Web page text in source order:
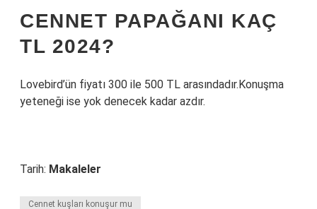
CENNET PAPAĞANI KAÇ
TL 2024?
Lovebird’ün fiyatı 300 ile 500 TL arasındadır.Konuşma
yeteneği ise yok denecek kadar azdır.
Tarih: Makaleler
Cennet kuşları konuşur mu